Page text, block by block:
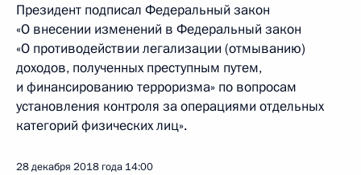
Президент подписал Федеральный закон
«О внесении изменений в Федеральный закон
«О противодействии легализации (отмыванию)
доходов, полученных преступным путем,
и финансированию терроризма» по вопросам
установления контроля за операциями отдельных
категорий физических лиц».
28 декабря 2018 года 14:00